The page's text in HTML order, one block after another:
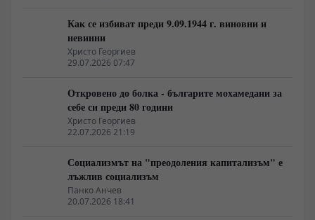
Как се избиват преди 9.09.1944 г. виновни и
невинни
Христо Георгиев
29.07.2026 07:47
Откровено до болка - българите мохамедани за
себе си преди 80 години
Христо Георгиев
22.07.2026 21:19
Социализмът на "преодоления капитализъм" е
лъжлив социализъм
Панко Анчев
20.07.2026 18:41